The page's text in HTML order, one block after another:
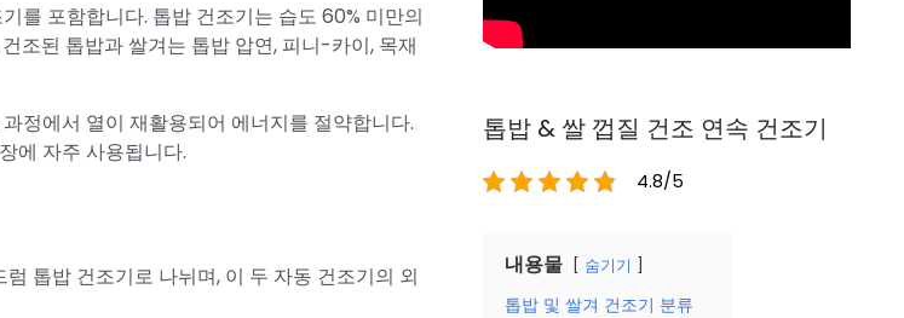
를 포함합니다. 톱밥 건조기는 습도 60% 미만의
조된 톱밥과 쌀겨는 톱밥 압연, 피니-카이, 목재
정에서 열이 재활용되어 에너지를 절약합니다.
에 자주 사용됩니다.
톱밥 건조기로 나뉘며, 이 두 자동 건조기의 외
톱밥 & 쌀 껍질 건조 연속 건조기
4.8/5
내용물 숨기기
톱밥 및 쌀겨 건조기 분류